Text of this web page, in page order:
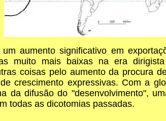
aumento significativo em
muito mais baixas na era
coisas pelo aumento da procura
crescimento expressivas. Com a
da difusão do "desenvolvimento",
todas as dicotomias passadas.